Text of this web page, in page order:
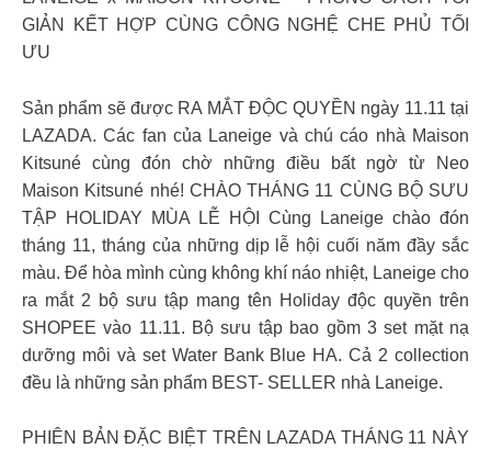
GIẢN KẾT HỢP CÙNG CÔNG NGHỆ CHE PHỦ TỐI
ƯU
Sản phẩm sẽ được RA MẮT ĐỘC QUYỀN ngày 11.11 tại
LAZADA. Các fan của Laneige và chú cáo nhà Maison
Kitsuné cùng đón chờ những điều bất ngờ từ Neo
Maison Kitsuné nhé! CHÀO THÁNG 11 CÙNG BỘ SƯU
TẬP HOLIDAY MÙA LỄ HỘI Cùng Laneige chào đón
tháng 11, tháng của những dịp lễ hội cuối năm đầy sắc
màu. Để hòa mình cùng không khí náo nhiệt, Laneige cho
ra mắt 2 bộ sưu tập mang tên Holiday độc quyền trên
SHOPEE vào 11.11. Bộ sưu tập bao gồm 3 set mặt nạ
dưỡng môi và set Water Bank Blue HA. Cả 2 collection
đều là những sản phẩm BEST- SELLER nhà Laneige.
PHIÊN BẢN ĐẶC BIỆT TRÊN LAZADA THÁNG 11 NÀY